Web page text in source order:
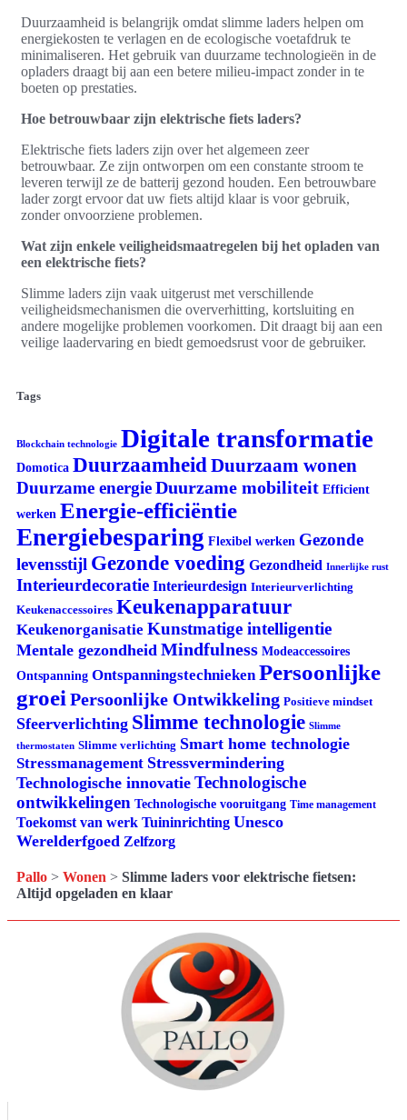
Duurzaamheid is belangrijk omdat slimme laders helpen om
energiekosten te verlagen en de ecologische voetafdruk te
minimaliseren. Het gebruik van duurzame technologieën in de
opladers draagt bij aan een betere milieu-impact zonder in te
boeten op prestaties.
Hoe betrouwbaar zijn elektrische fiets laders?
Elektrische fiets laders zijn over het algemeen zeer
betrouwbaar. Ze zijn ontworpen om een constante stroom te
leveren terwijl ze de batterij gezond houden. Een betrouwbare
lader zorgt ervoor dat uw fiets altijd klaar is voor gebruik,
zonder onvoorziene problemen.
Wat zijn enkele veiligheidsmaatregelen bij het opladen van
een elektrische fiets?
Slimme laders zijn vaak uitgerust met verschillende
veiligheidsmechanismen die oververhitting, kortsluiting en
andere mogelijke problemen voorkomen. Dit draagt bij aan een
veilige laadervaring en biedt gemoedsrust voor de gebruiker.
Tags
Blockchain technologie Digitale transformatie
Domotica Duurzaamheid Duurzaam wonen
Duurzame energieDuurzame mobiliteit Efficient
werken Energie-efficiëntie
Energiebesparing Flexibel werken Gezonde
levensstijl Gezonde voeding Gezondheid Innerlijke rust
Interieurdecoratie Interieurdesign Interieurverlichting
Keukenaccessoires Keukenapparatuur
Keukenorganisatie Kunstmatige intelligentie
Mentale gezondheid Mindfulness Modeaccessoires
Ontspanning Ontspanningstechnieken Persoonlijke
groei Persoonlijke Ontwikkeling Positieve mindset
Sfeerverlichting Slimme technologie Slimme
thermostaten Slimme verlichting Smart home technologie
Stressmanagement Stressvermindering
Technologische innovatie Technologische
ontwikkelingen Technologische vooruitgang Time management
Toekomst van werk Tuininrichting Unesco
Werelderfgoed Zelfzorg
Pallo > Wonen > Slimme laders voor elektrische fietsen:
Altijd opgeladen en klaar